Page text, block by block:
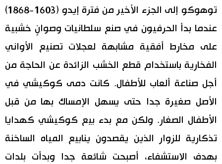
طوكيو
توهوكو إلى الجزء الأخير من فترة إيدو (1603-1868)
عندما بدأ الحرفيون في صنع سلطانيات وصوانٍ خشبية
على مخارط أفقية مشابهة لعجلات تصنيع الأواني
الفخارية باستخدام قطع الخشب الزائدة عن الحاجة من
أجل صناعة ألعاب للأطفال. كانت دمى كوكيشي في
الأصل صغيرة جدا حتى يسهل الإمساك بها من قبل
الأطفال الصغار. ولكن مع بدء بيع كوكيشي كهدايا
تذكارية للزوار الذين يقصدون ينابيع المياه الساخنة
بهدف الاستشفاء، أصبحت شائعة جدا وبدأت بلدات